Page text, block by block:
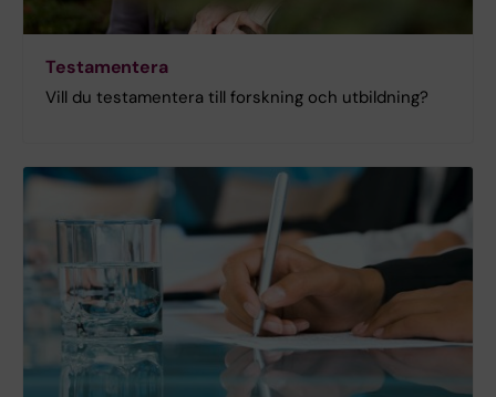
Testamentera
Vill du testamentera till forskning och utbildning?